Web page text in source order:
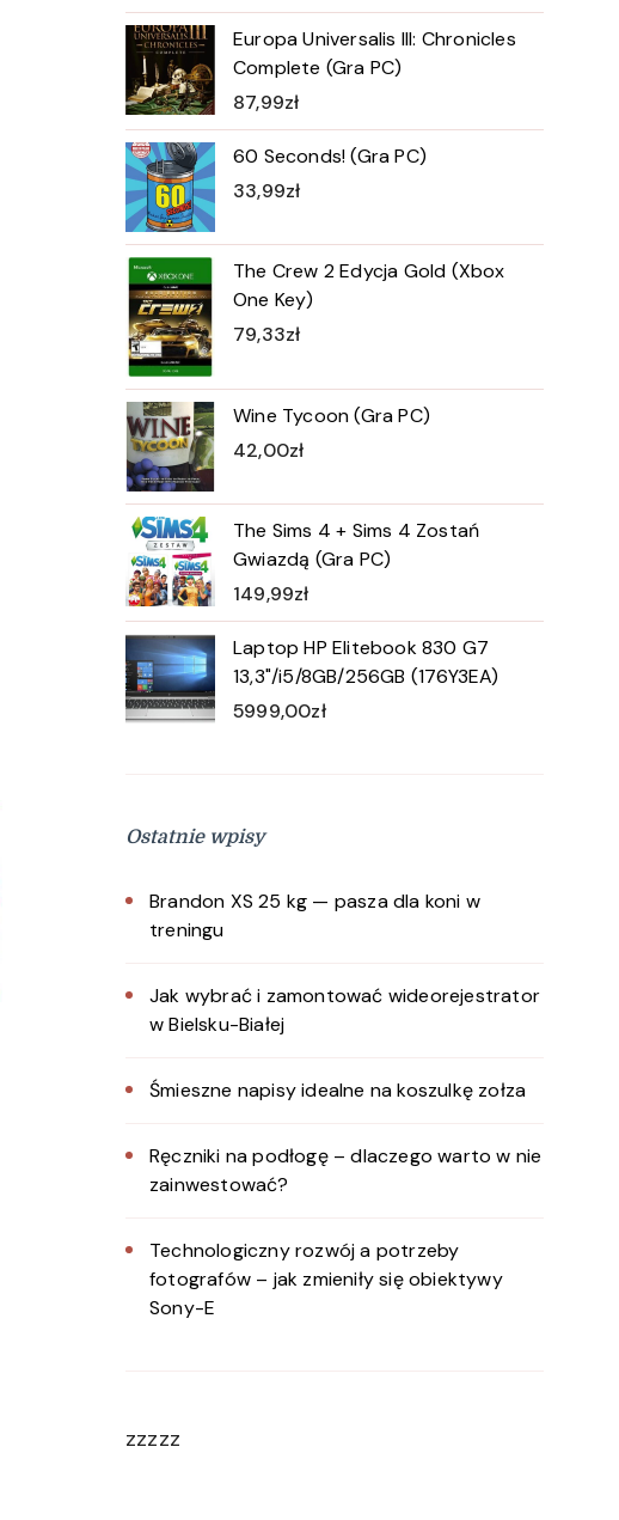
Europa Universalis III: Chronicles
Complete (Gra PC)
87,99zł
60 Seconds! (Gra PC)
33,99zł
The Crew 2 Edycja Gold (Xbox
One Key)
79,33zł
Wine Tycoon (Gra PC)
42,00zł
The Sims 4 + Sims 4 Zostań
Gwiazdą (Gra PC)
149,99zł
Laptop HP Elitebook 830 G7
13,3"/i5/8GB/256GB (176Y3EA)
5999,00zł
Ostatnie wpisy
Brandon XS 25 kg — pasza dla koni w
treningu
Jak wybrać i zamontować wideorejestrator
w Bielsku-Białej
Śmieszne napisy idealne na koszulkę zołza
Ręczniki na podłogę – dlaczego warto w nie
zainwestować?
Technologiczny rozwój a potrzeby
fotografów – jak zmieniły się obiektywy
Sony-E
zzzzz